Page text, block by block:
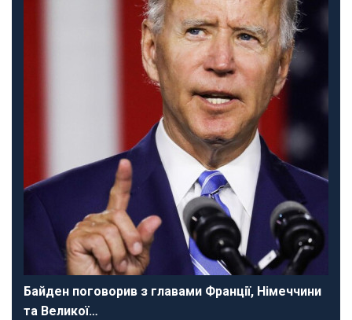
Байден поговорив з главами Франції, Німеччини
та Великої…